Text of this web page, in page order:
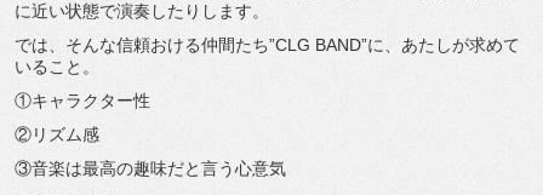
に近い状態で演奏したりします。
では、そんな信頼おける仲間たち”CLG BAND”に、あたしが求めて
いること。
①キャラクター性
②リズム感
③音楽は最高の趣味だと言う心意気